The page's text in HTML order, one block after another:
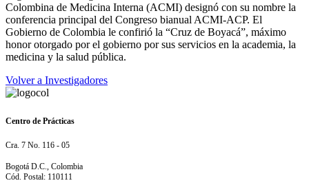
Colombina de Medicina Interna (ACMI) designó con su nombre la
conferencia principal del Congreso bianual ACMI-ACP. El
Gobierno de Colombia le confirió la “Cruz de Boyacá”, máximo
honor otorgado por el gobierno por sus servicios en la academia, la
medicina y la salud pública.
Volver a Investigadores
Centro de Prácticas
Cra. 7 No. 116 - 05
Bogotá D.C., Colombia
Cód. Postal: 110111